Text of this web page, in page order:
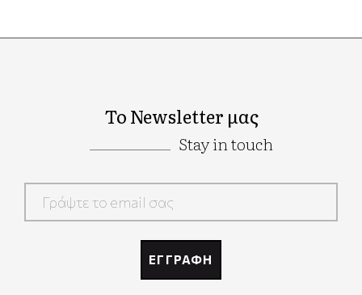
Το Newsletter μας
Stay in touch
ΕΓΓΡΑΦΗ